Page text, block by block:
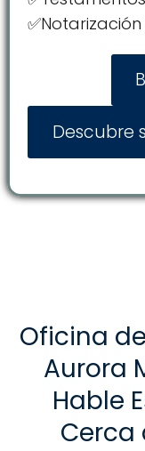
Descubre
Oficina
Aurora
Hable
Cerca